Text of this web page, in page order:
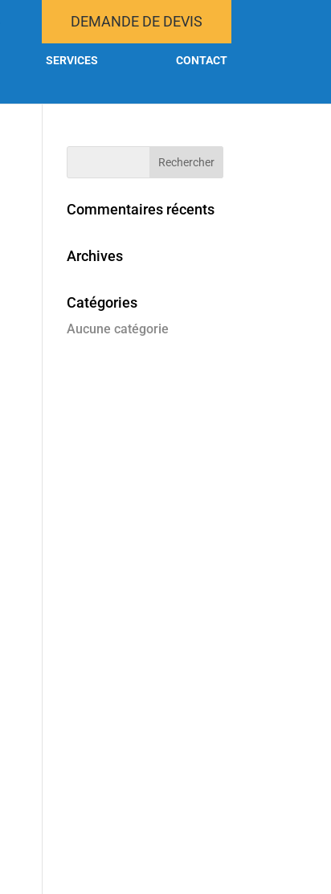
SERVICES
DEMANDE DE DEVIS
CONTACT
Commentaires récents
Archives
Catégories
Aucune catégorie